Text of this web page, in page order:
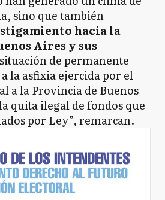
sino que también
hacia la
Aires y sus
de permanente
la asfixia ejercida por el
a la Provincia de Buenos
quita ilegal de fondos que
por Ley”, remarcan.